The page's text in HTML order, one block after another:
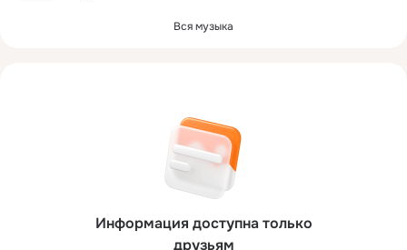
Вся музыка
Информация доступна только
друзьям